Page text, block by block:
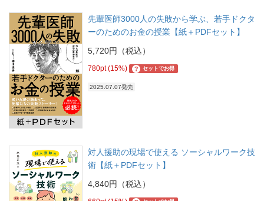
先輩医師3000人の失敗から学ぶ、若手ドクタ
ーのためのお金の授業【紙＋PDFセット】
5,720円（税込）
780pt (15%) ? セットでお得
2025.07.07発売
対人援助の現場で使える ソーシャルワーク技
術【紙＋PDFセット】
4,840円（税込）